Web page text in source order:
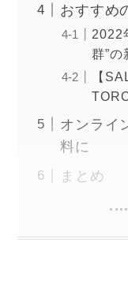
おすすめ
2022
群”の
【
オンライ
料に
まとめ